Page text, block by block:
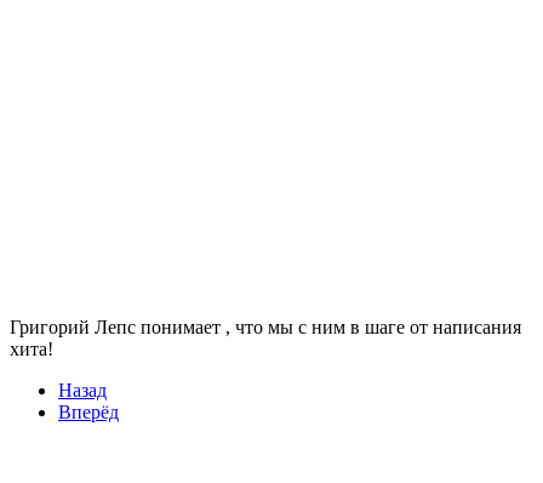
Григорий Лепс понимает , что мы с ним в шаге от написания
хита!​
Назад
Вперёд